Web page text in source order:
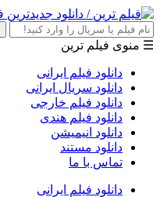
☰ منوی فیلم ترین
دانلود فیلم ایرانی
دانلود سریال ایرانی
دانلود فیلم خارجی
دانلود فیلم هندی
دانلود انیمیشن
دانلود مستند
تماس با ما
دانلود فیلم ایرانی